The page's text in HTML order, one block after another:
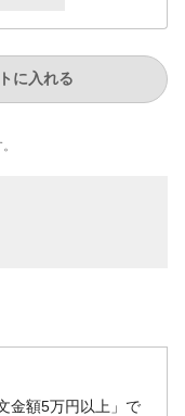
に入れる
金額5万円以上」で